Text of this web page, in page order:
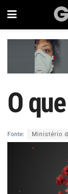
O
Fonte: Ministério